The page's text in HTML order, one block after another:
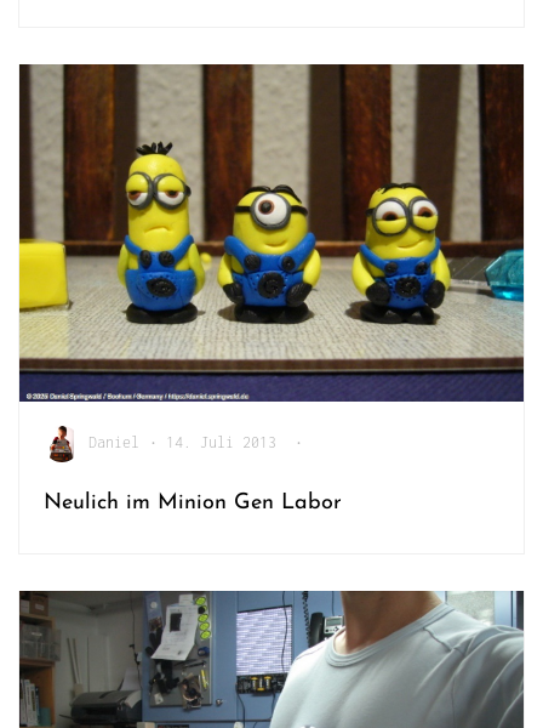
Daniel • 14. Juli 2013 •
Neulich im Minion Gen Labor